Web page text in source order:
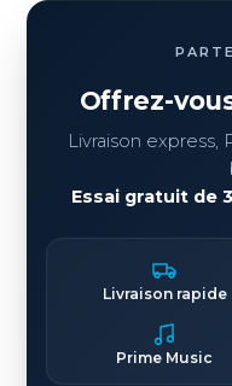
Offrez-
Livraison
Essai gratuit de
Livraison rapide
Prime Music